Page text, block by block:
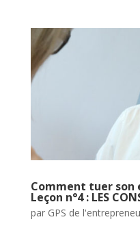
Comment tuer son
Leçon n°4 : LES
par GPS de